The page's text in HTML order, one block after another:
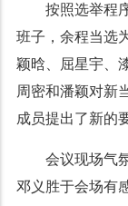
按照选举程
班子，余程当选
颖晗、屈星宇、
周密和潘颖对新
成员提出了新的
会议现场气
邓义胜于会场有